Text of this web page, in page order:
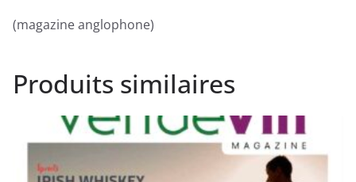
(magazine anglophone)
Produits similaires